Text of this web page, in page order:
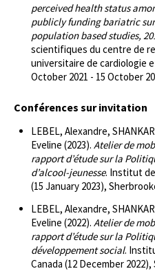
perceived health status
publicly funding bariatric
population based studies,
scientifiques du centre de
universitaire de cardiologie
October 2021 - 15 October
Conférences sur invitation
LEBEL, Alexandre,
Eveline (2023). Atelier de
rapport d’étude sur la
d’alcool-jeunesse. Institut
(15 January 2023),
LEBEL, Alexandre,
Eveline (2022). Atelier de
rapport d’étude sur la
développement social.
Canada (12 December